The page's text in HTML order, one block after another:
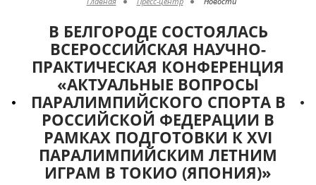
В БЕЛГОРОДЕ СОСТОЯЛАСЬ
ВСЕРОССИЙСКАЯ НАУЧНО-
ПРАКТИЧЕСКАЯ КОНФЕРЕНЦИЯ
«АКТУАЛЬНЫЕ ВОПРОСЫ
ПАРАЛИМПИЙСКОГО СПОРТА В
РОССИЙСКОЙ ФЕДЕРАЦИИ В
РАМКАХ ПОДГОТОВКИ К XVI
ПАРАЛИМПИЙСКИМ ЛЕТНИМ
ИГРАМ В ТОКИО (ЯПОНИЯ)»